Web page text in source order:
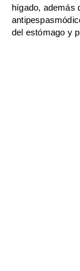
hígado, además
del estómago y